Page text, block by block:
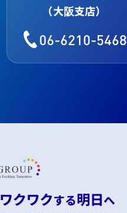
（大阪支店）
06-6210-5468
ワクワクする明日へ